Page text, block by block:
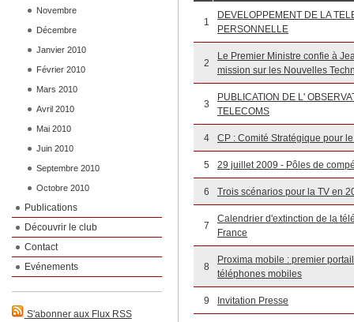
1
DEVELOPPEMENT DE LA
PERSONNELLE
2
Le Premier Ministre confie à
mission sur les Nouvelles
3
PUBLICATION DE L'
TELECOMS
4 CP : Comité Stratégique pour
5 29 juillet 2009 - Pôles de
6 Trois scénarios pour la TV en
7
Calendrier d'extinction de la
France
8
Proxima mobile : premier
téléphones mobiles
9 Invitation Presse
Novembre
Décembre
Janvier 2010
Février 2010
Mars 2010
Avril 2010
Mai 2010
Juin 2010
Septembre 2010
Octobre 2010
Publications
Découvrir le club
Contact
Evénements
S'abonner aux Flux RSS